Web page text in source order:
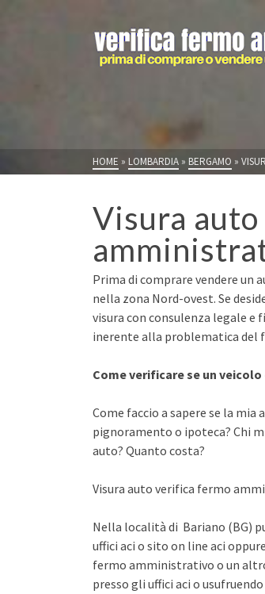
HOME » LOMBARDIA » BERGAMO »
Visura
Prima di comprare vendere un
nella zona Nord-ovest. Se
visura con consulenza legale
inerente alla problematica del
Come verificare se un
Come faccio a sapere se la
pignoramento o ipoteca? Chi
auto? Quanto costa?
Visura auto verifica fermo
Nella località di Bariano (BG)
uffici aci o sito on line aci
fermo amministrativo o un
presso gli uffici aci o